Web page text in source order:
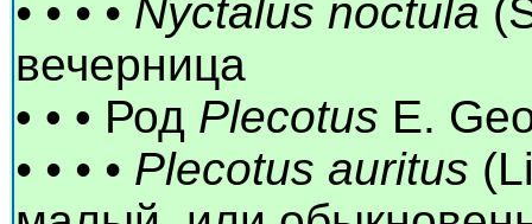
• • • • Nyctalus noctula
вечерница
• • • Род Plecotus E.
• • • • Plecotus auritus